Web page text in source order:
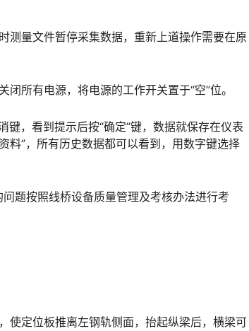
测量文件暂停采集数据，重新上道操作需要在原
所有电源，将电源的工作开关置于“空”位。
，看到提示后按“确定”键，数据就保存在仪表
料”，所有历史数据都可以看到，用数字键选择
题按照线桥设备质量管理及考核办法进行考
使定位板推离左钢轨侧面，抬起纵梁后，横梁可